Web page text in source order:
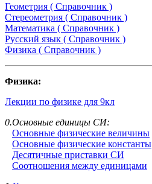
Геометрия ( Справочник )
Стереометрия ( Справочник )
Математика ( Справочник )
Русский язык ( Справочник )
Физика ( Справочник )
Физика:
Лекции по физике для 9кл
0.Основные единицы СИ:
Основные физические величины
Основные физические константы
Десятичные приставки СИ
Соотношения между единицами